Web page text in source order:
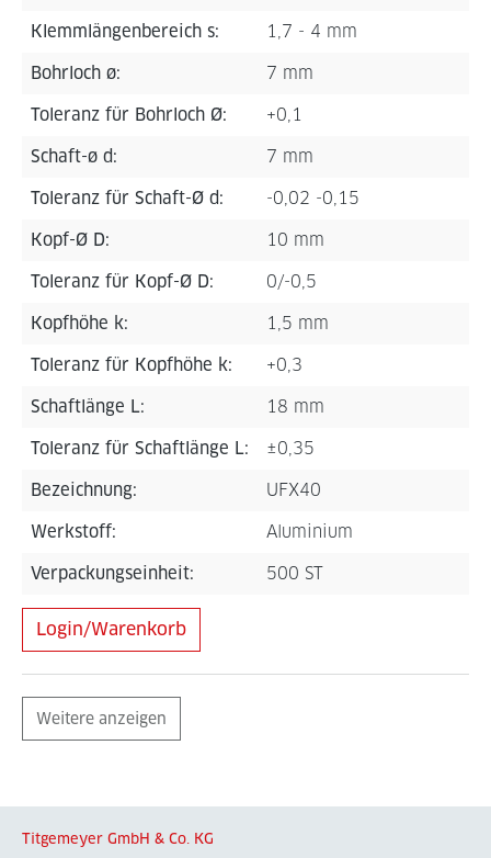
Klemmlängenbereich s: 1,7 - 4 mm
Bohrloch ø: 7 mm
Toleranz für Bohrloch Ø: +0,1
Schaft-ø d: 7 mm
Toleranz für Schaft-Ø d: -0,02 -0,15
Kopf-Ø D: 10 mm
Toleranz für Kopf-Ø D: 0/-0,5
Kopfhöhe k: 1,5 mm
Toleranz für Kopfhöhe k: +0,3
Schaftlänge L: 18 mm
Toleranz für Schaftlänge L: ±0,35
Bezeichnung: UFX40
Werkstoff: Aluminium
Verpackungseinheit: 500 ST
Login/Warenkorb
Weitere anzeigen
Titgemeyer GmbH & Co. KG